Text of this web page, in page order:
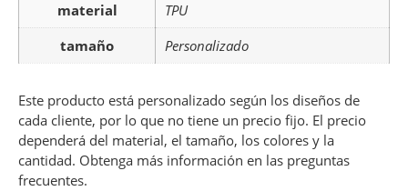
material
TPU
tamaño
Personalizado
Este producto está personalizado según los diseños de
cada cliente, por lo que no tiene un precio fijo. El precio
dependerá del material, el tamaño, los colores y la
cantidad. Obtenga más información en las preguntas
frecuentes.